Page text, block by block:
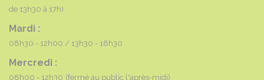
de 13h30 à 17h)
Mardi :
08h30 - 12h00 13h30 - 18h30
Mercredi :
08h00 - 12h30 (fermé au public l'après-midi)